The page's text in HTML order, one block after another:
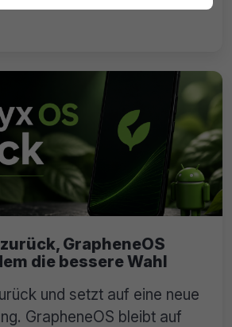
GrapheneOS
die bessere Wahl
und setzt auf eine neue
GrapheneOS bleibt auf